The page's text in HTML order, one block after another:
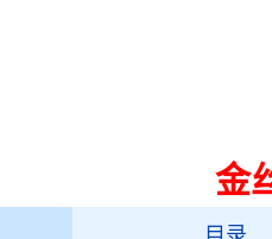
金